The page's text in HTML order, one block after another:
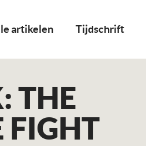
artikelen Tijdschrift
THE
FIGHT